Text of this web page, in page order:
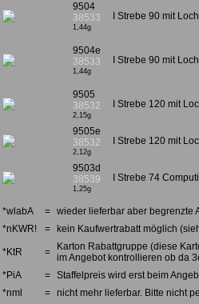
9504
38533
1,44g
I Strebe 90 mit
9504e
38533
1,44g
I Strebe 90 mit
9505
38532
2,15g
I Strebe 120 mit
9505e
38532
2,12g
I Strebe 120 mit
9503d
38539
1,25g
I Strebe 74
*wlabA = wieder lieferbar aber begrenzte
*nKWR!
= kein Kaufwertrabatt möglich
*KtR =
Karton Rabattgruppe (diese
im Angebot kontrollieren ob da
*PiA
= Staffelpreis wird erst beim
*nml
= nicht mehr lieferbar. Bitte nicht